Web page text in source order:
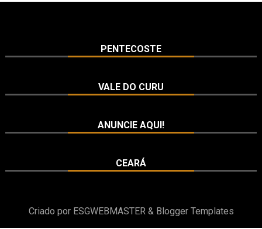
PENTECOSTE
VALE DO CURU
ANUNCIE AQUI!
CEARÁ
Criado por ESGWEBMASTER& Blogger Templates